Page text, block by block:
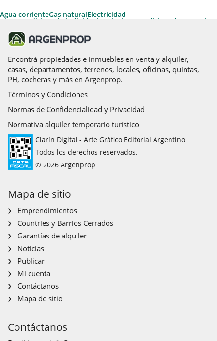
Agua corrienteGas naturalElectricidad
Aire acondicionado individual Cable Aire acondicionado central
Encontrá propiedades e inmuebles en venta y alquiler,
casas, departamentos, terrenos, locales, oficinas, quintas,
PH, cocheras y más en Argenprop.
Términos y Condiciones
Normas de Confidencialidad y Privacidad
Normativa alquiler temporario turístico
Clarín Digital - Arte Gráfico Editorial Argentino
Todos los derechos reservados.
© 2026 Argenprop
Mapa de sitio
Emprendimientos
Countries y Barrios Cerrados
Garantías de alquiler
Noticias
Publicar
Mi cuenta
Contáctanos
Mapa de sitio
Contáctanos